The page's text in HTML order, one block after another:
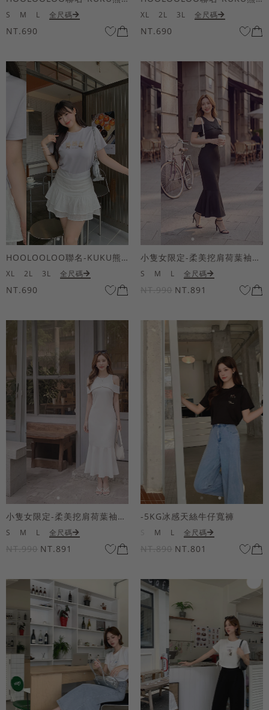
S M L 全尺碼
NT.690
XL 2L 3L 全尺碼
NT.690
HOOLOOLOO聯名-KUKU熊蝴蝶結短袖上衣
XL 2L 3L 全尺碼
NT.690
小隻女限定-柔美挖肩荷葉袖魚尾長洋裝
S M L 全尺碼
NT.990 NT.891
小隻女限定-柔美挖肩荷葉袖魚尾長洋裝
S M L 全尺碼
NT.990 NT.891
-5KG冰感天絲牛仔寬褲
M L 全尺碼
NT.890 NT.801